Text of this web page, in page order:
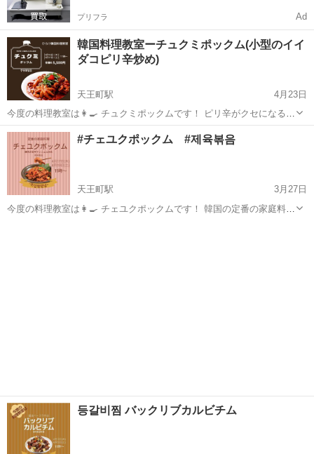
プリフラ Ad
韓国料理教室ーチュクミポックム(小型のイイ
ダコピリ辛炒め)
天王町駅
4月23日
今度の料理教室は👩‍🍳 チュクミポックムです！ ピリ辛がクセになる！
韓国語も韓国の味も一緒に楽しめる「ひらけ韓国料理教室」で、楽し
い時間を過ごしましょう(^^♪ 初めての方も大歓迎！ お気軽にご参加
ください。 ...
神奈川 横浜市 天王町駅 韓国料理 おつまみ
#チェユクポックム #제육볶음
天王町駅
3月27日
今度の料理教室は👩‍🍳 チェユクポックムです！ 韓国の定番の家庭料理
등갈비찜 バックリブカルビチム